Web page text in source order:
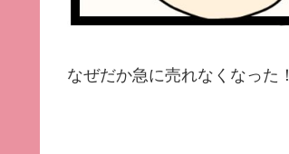
なぜだか急に売れなくなった！